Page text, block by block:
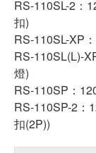
RS-110SL-2：
扣)
RS-110SL-XP
RS-110SL(L)-
燈)
RS-110SP：
RS-110SP-2：
扣(2P))